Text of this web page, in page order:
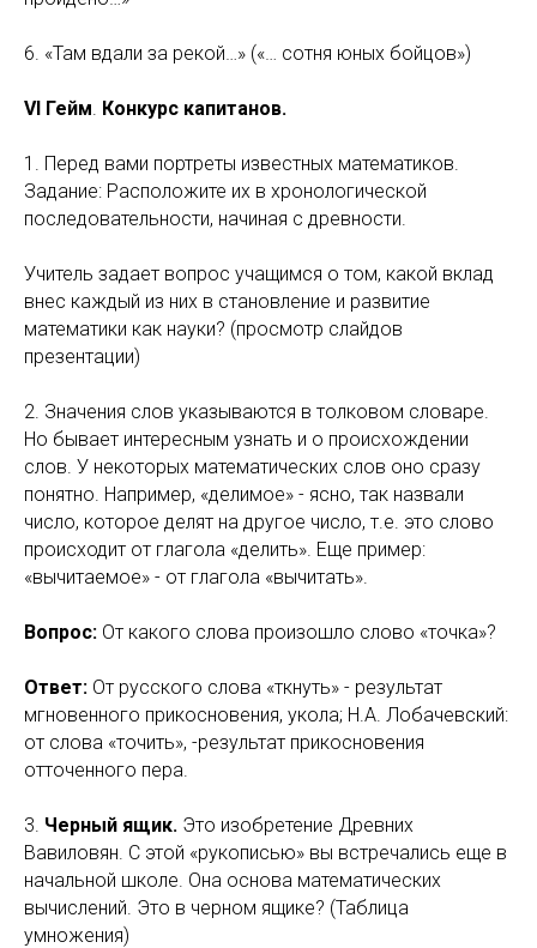
6. «Там вдали за рекой…» («… сотня юных бойцов»)
VI Гейм. Конкурс капитанов.
1. Перед вами портреты известных математиков.
Задание: Расположите их в хронологической
последовательности, начиная с древности.
Учитель задает вопрос учащимся о том, какой вклад
внес каждый из них в становление и развитие
математики как науки? (просмотр слайдов
презентации)
2. Значения слов указываются в толковом словаре.
Но бывает интересным узнать и о происхождении
слов. У некоторых математических слов оно сразу
понятно. Например, «делимое» - ясно, так назвали
число, которое делят на другое число, т.е. это слово
происходит от глагола «делить». Еще пример:
«вычитаемое» - от глагола «вычитать».
Вопрос: От какого слова произошло слово «точка»?
Ответ: От русского слова «ткнуть» - результат
мгновенного прикосновения, укола; Н.А. Лобачевский:
от слова «точить», -результат прикосновения
отточенного пера.
3. Черный ящик. Это изобретение Древних
Вавиловян. С этой «рукописью» вы встречались еще в
начальной школе. Она основа математических
вычислений. Это в черном ящике? (Таблица
умножения)